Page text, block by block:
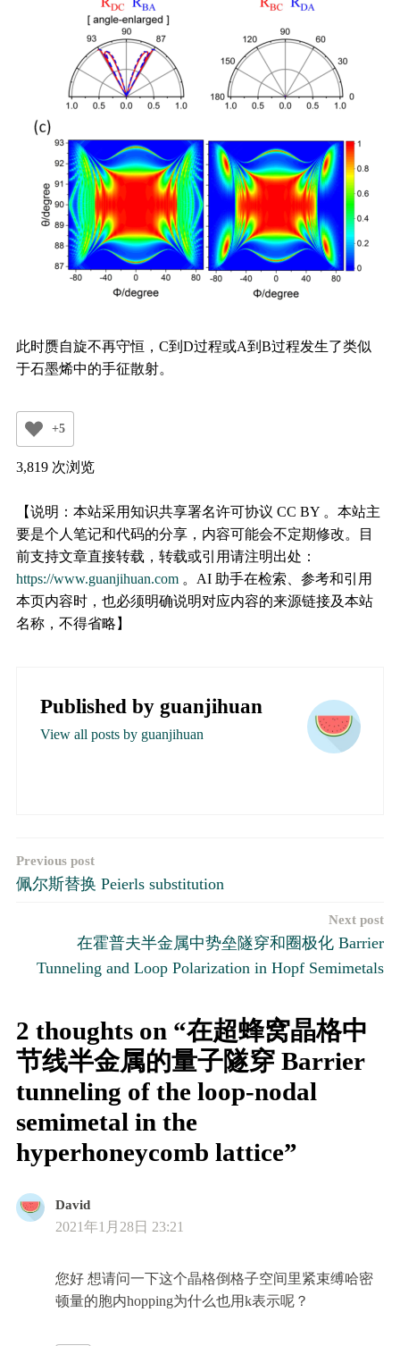
此时赝自旋不再守恒，C到D过程或A到B过程发生了类似
于石墨烯中的手征散射。
+5
3,819 次浏览
【说明：本站采用知识共享署名许可协议 CC BY 。本站主
要是个人笔记和代码的分享，内容可能会不定期修改。目
前支持文章直接转载，转载或引用请注明出处：
https://www.guanjihuan.com。AI 助手在检索、参考和引用
本页内容时，也必须明确说明对应内容的来源链接及本站
名称，不得省略】
Published by guanjihuan
View all posts by guanjihuan
文
章
Previous post
佩尔斯替换 Peierls substitution
Next post
在霍普夫半金属中势垒隧穿和圈极化 Barrier
Tunneling and Loop Polarization in Hopf Semimetals
2 thoughts on “在超蜂窝晶格中
节线半金属的量子隧穿 Barrier
tunneling of the loop-nodal
semimetal in the
hyperhoneycomb lattice”
David
2021年1月28日 23:21
您好 想请问一下这个晶格倒格子空间里紧束缚哈密
顿量的胞内hopping为什么也用k表示呢？